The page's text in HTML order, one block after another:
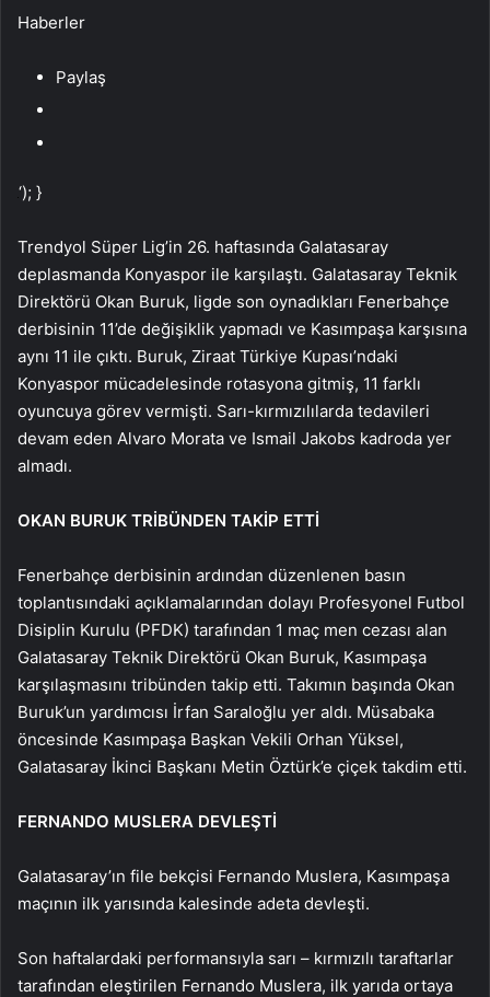
Haberler
Paylaş
‘); }
Trendyol Süper Lig’in 26. haftasında Galatasaray
deplasmanda Konyaspor ile karşılaştı. Galatasaray Teknik
Direktörü Okan Buruk, ligde son oynadıkları Fenerbahçe
derbisinin 11’de değişiklik yapmadı ve Kasımpaşa karşısına
aynı 11 ile çıktı. Buruk, Ziraat Türkiye Kupası’ndaki
Konyaspor mücadelesinde rotasyona gitmiş, 11 farklı
oyuncuya görev vermişti. Sarı-kırmızılılarda tedavileri
devam eden Alvaro Morata ve Ismail Jakobs kadroda yer
almadı.
OKAN BURUK TRİBÜNDEN TAKİP ETTİ
Fenerbahçe derbisinin ardından düzenlenen basın
toplantısındaki açıklamalarından dolayı Profesyonel Futbol
Disiplin Kurulu (PFDK) tarafından 1 maç men cezası alan
Galatasaray Teknik Direktörü Okan Buruk, Kasımpaşa
karşılaşmasını tribünden takip etti. Takımın başında Okan
Buruk’un yardımcısı İrfan Saraloğlu yer aldı. Müsabaka
öncesinde Kasımpaşa Başkan Vekili Orhan Yüksel,
Galatasaray İkinci Başkanı Metin Öztürk’e çiçek takdim etti.
FERNANDO MUSLERA DEVLEŞTİ
Galatasaray’ın file bekçisi Fernando Muslera, Kasımpaşa
maçının ilk yarısında kalesinde adeta devleşti.
Son haftalardaki performansıyla sarı – kırmızılı taraftarlar
tarafından eleştirilen Fernando Muslera, ilk yarıda ortaya